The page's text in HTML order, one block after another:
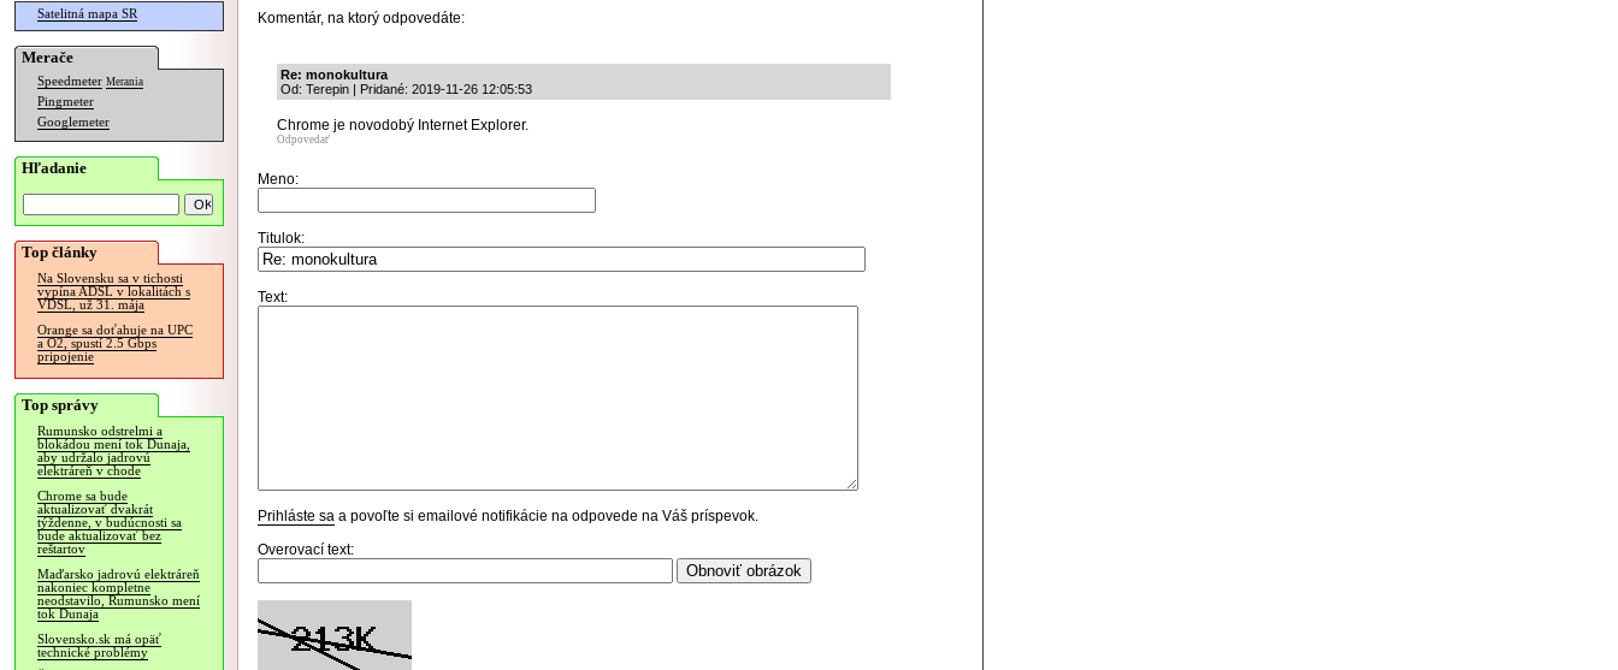
Satelitná mapa SR
Merače
Speedmeter Merania
Pingmeter
Googlemeter
Hľadanie
Top články
Na Slovensku sa v tichosti
vypína ADSL v lokalitách s
VDSL, už 31. mája
Orange sa doťahuje na UPC
a O2, spustí 2.5 Gbps
pripojenie
Top správy
Rumunsko odstrelmi a
blokádou mení tok Dunaja,
aby udržalo jadrovú
elektráreň v chode
Chrome sa bude
aktualizovať dvakrát
týždenne, v budúcnosti sa
bude aktualizovať bez
reštartov
Maďarsko jadrovú elektráreň
nakoniec kompletne
neodstavilo, Rumunsko mení
tok Dunaja
Slovensko.sk má opäť
technické problémy
Komentár, na ktorý odpovedáte:
Re: monokultura
Od: Terepin | Pridané: 2019-11-26 12:05:53
Chrome je novodobý Internet Explorer.
Odpovedať
Meno:
Titulok:
Text:
Prihláste sa a povoľte si emailové notifikácie na odpovede na Váš príspevok.
Overovací text: